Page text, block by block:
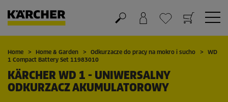
Koszyk
Lista życzeń
Home Home & Garden Odkurzacze do pracy na mokro i sucho
WD
1 Compact Battery Set 11983010
KÄRCHER WD 1 - UNIWERSALNY
ODKURZACZ AKUMULATOROWY